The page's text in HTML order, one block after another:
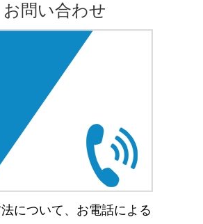
問い合わせ
について、お電話による